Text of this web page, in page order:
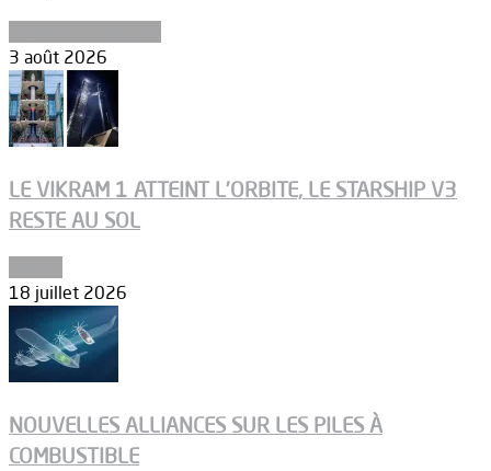
3 août 2026
LE VIKRAM 1 ATTEINT L’ORBITE, LE STARSHIP V3
RESTE AU SOL
18 juillet 2026
NOUVELLES ALLIANCES SUR LES PILES À
COMBUSTIBLE